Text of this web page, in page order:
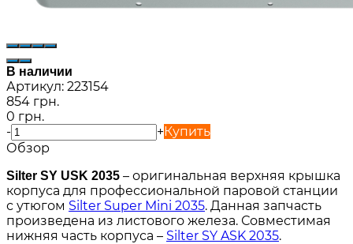
В наличии
Артикул: 223154
854 грн.
0 грн.
-
+Купить
Обзор
Silter SY USK 2035 – оригинальная верхняя крышка
корпуса для профессиональной паровой станции
с утюгом Silter Super Mini 2035. Данная запчасть
произведена из листового железа. Совместимая
нижняя часть корпуса – Silter SY ASK 2035.